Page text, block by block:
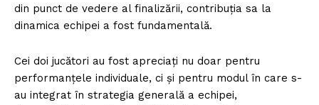
din punct de vedere al finalizării, contribuția sa la
dinamica echipei a fost fundamentală.
Cei doi jucători au fost apreciați nu doar pentru
performanțele individuale, ci și pentru modul în care s-
au integrat în strategia generală a echipei,